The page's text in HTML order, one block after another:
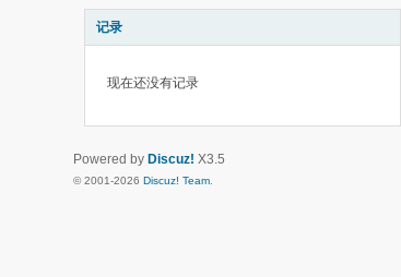
记录
现在还没有记录
Powered by Discuz! X3.5
© 2001-2026 Discuz! Team